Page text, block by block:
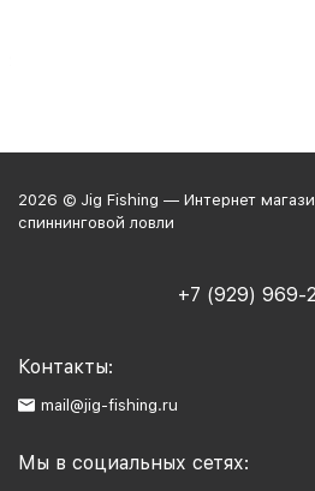
2026 © Jig Fishing — Интернет
спиннинговой ловли
+7 (929) 969-
Контакты:
mail@jig-fishing.ru
Мы в социальных сетях: